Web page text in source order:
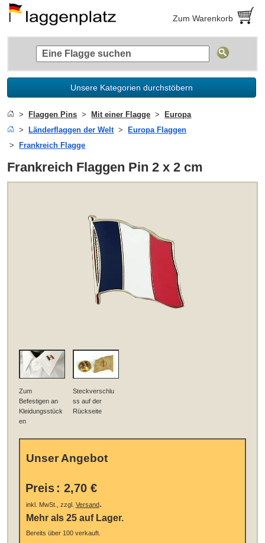
Zum Warenkorb
Unsere Kategorien durchstöbern
Flaggen Pins Mit einer Flagge
Europa
Länderflaggen der Welt
Europa Flaggen
Frankreich Flagge
Frankreich Flaggen Pin 2 x 2 cm
Zum
Befestigen an
Kleidungsstück
en
Steckverschlu
ss auf der
Rückseite
Unser Angebot
Preis : 2,70 €
inkl. MwSt., zzgl. Versand.
Mehr als 25 auf Lager.
Bereits über 100 verkauft.